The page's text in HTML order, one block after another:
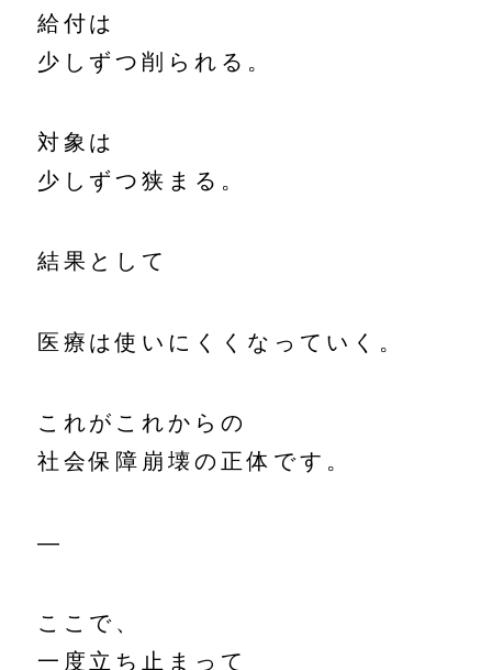
給付は
少しずつ削られる。
対象は
少しずつ狭まる。
結果として
医療は使いにくくなっていく。
これがこれからの
社会保障崩壊の正体です。
—
ここで、
一度立ち止まって